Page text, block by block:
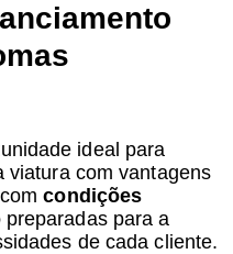
ideal para
viatura com vantagens
comcondições
preparadas para a
de cada cliente.